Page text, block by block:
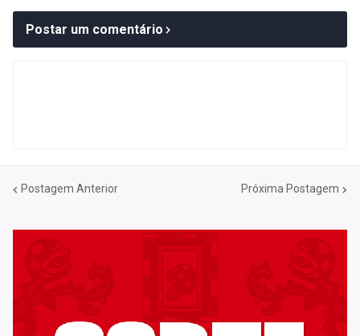
Postar um comentário
Postagem Anterior Próxima Postagem